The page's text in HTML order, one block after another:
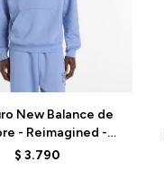
New Balance de
- Reimagined -
- PURPLE
$ 3.790